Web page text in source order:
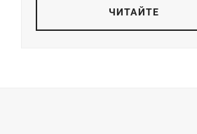
ЧИТАЙТЕ